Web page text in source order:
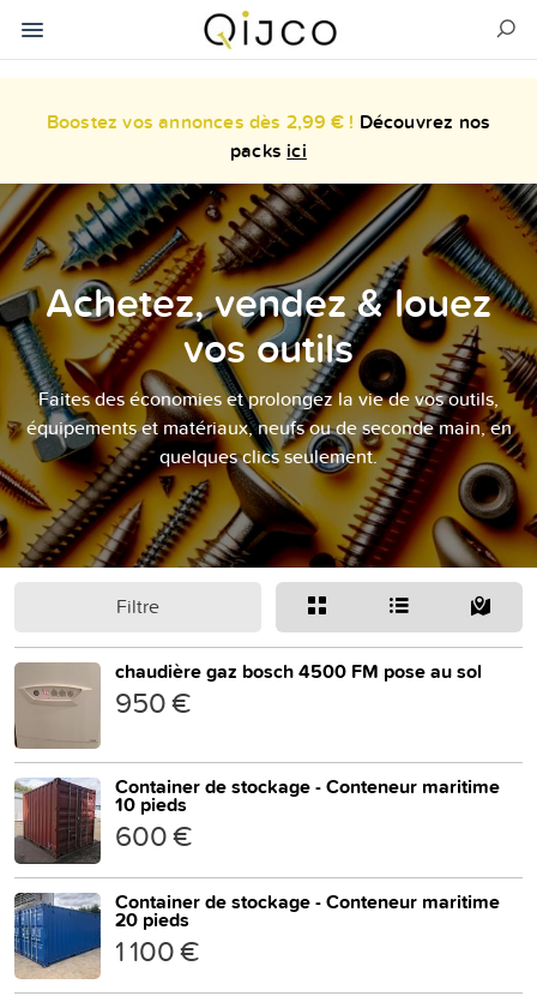
Boostez vos annonces dès 2,99 € ! Découvrez nos
packs ici
Achetez, vendez & louez
vos outils
Faites des économies et prolongez la vie de vos outils,
équipements et matériaux, neufs ou de seconde main, en
quelques clics seulement.
Filtre
chaudière gaz bosch 4500 FM pose au sol
950 €
Container de stockage - Conteneur maritime
10 pieds
600 €
Container de stockage - Conteneur maritime
20 pieds
1 100 €